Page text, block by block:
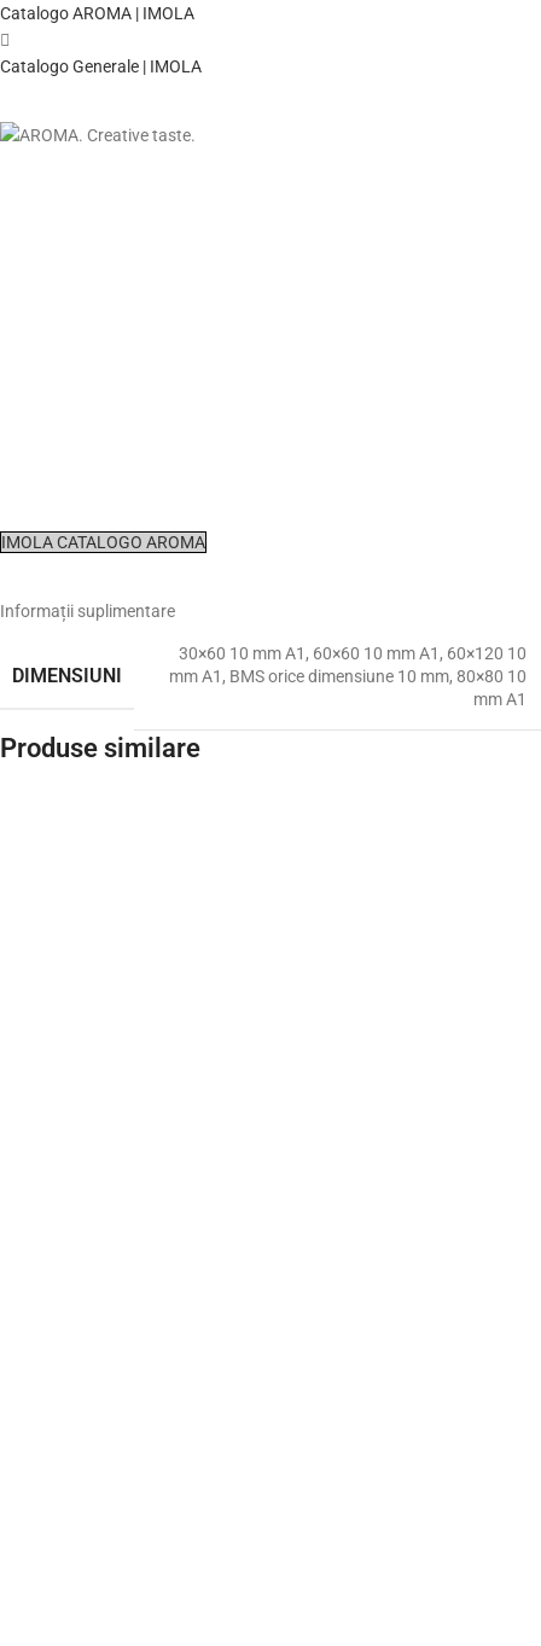
Catalogo AROMA | IMOLA
Catalogo Generale | IMOLA
IMOLA CATALOGO AROMA
Informații suplimentare
DIMENSIUNI
30×60 10 mm A1 , 60×60 10 mm A1 , 60×120 10
mm A1 , BMS orice dimensiune 10 mm, 80×80 10
mm A1
Produse similare